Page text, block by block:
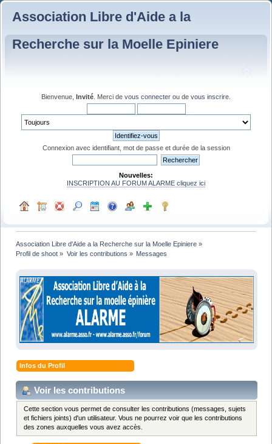
Association Libre d'Aide a la
Recherche sur la Moelle Epiniere
Bienvenue, Invité . Merci de vous connecter ou de vous inscrire
Connexion avec identifiant, mot de passe et durée de la session
Nouvelles:
INSCRIPTION AU FORUM ALARME cliquez ici
Association Libre d'Aide a la Recherche sur la Moelle Epiniere »
Profil de shoot » Voir les contributions » Messages
Infos du Profil
Voir les contributions
Cette section vous permet de consulter les contributions (messages, sujets
et fichiers joints) d'un utilisateur. Vous ne pourrez voir que les contributions
des zones auxquelles vous avez accès.